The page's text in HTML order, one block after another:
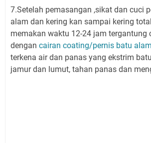
7.Setelah pemasangan ,sikat dan cuci
alam dan kering kan sampai kering
memakan waktu 12-24 jam tergantung
dengan cairan coating/pernis batu alam
terkena air dan panas yang ekstrim
jamur dan lumut, tahan panas dan